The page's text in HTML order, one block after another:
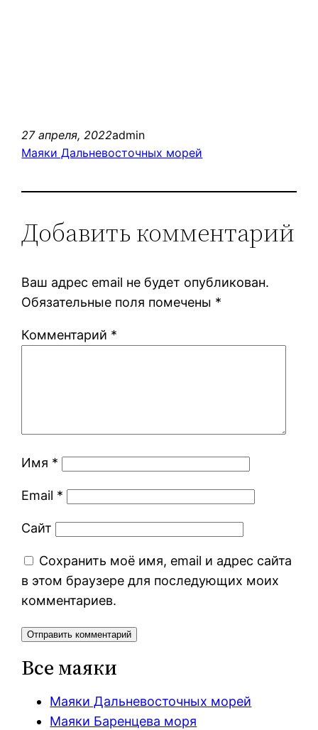
27 апреля, 2022admin
Маяки Дальневосточных морей
Добавить комментарий
Ваш адрес email не будет опубликован.
Обязательные поля помечены *
Комментарий *
Имя *
Email *
Сайт
Сохранить моё имя, email и адрес сайта
в этом браузере для последующих моих
комментариев.
Все маяки
Маяки Дальневосточных морей
Маяки Баренцева моря